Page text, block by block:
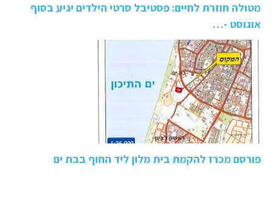
מטולה חוזרת לחיים: פסטיבל סרטי הילדים יגיע בסוף
אוגוסט -…
פורסם מכרז להקמת בית מלון ליד החוף בבת ים